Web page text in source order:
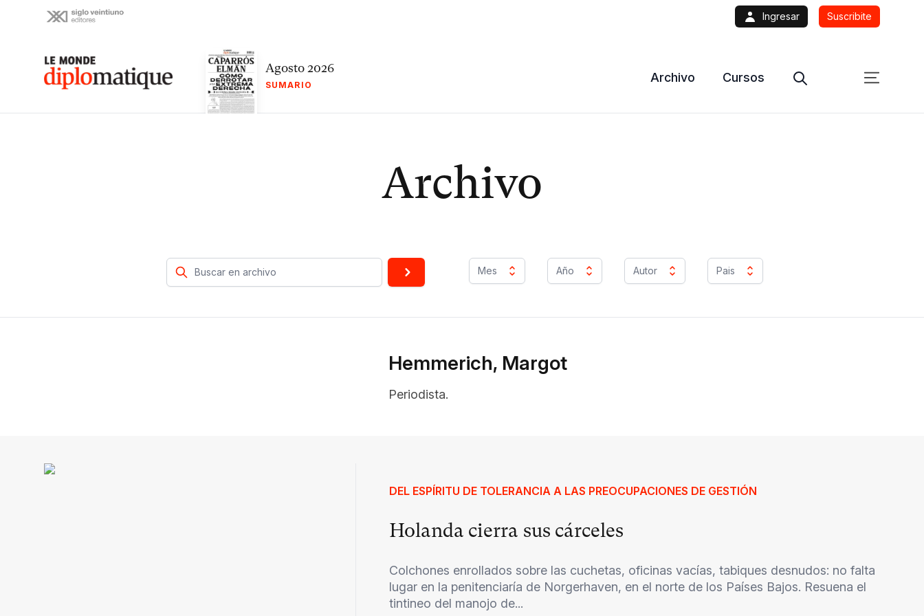
Ingresar Suscribite
Le monde diplomatique Agosto 2026
SUMARIO
Archivo Cursos
Archivo
Mes Año Autor Pais
Hemmerich, Margot
Periodista.
DEL ESPÍRITU DE TOLERANCIA A LAS PREOCUPACIONES DE GESTIÓN
Holanda cierra sus cárceles
Colchones enrollados sobre las cuchetas, oficinas vacías, tabiques desnudos: no falta
lugar en la penitenciaría de Norgerhaven, en el norte de los Países Bajos. Resuena el
tintineo del manojo de...